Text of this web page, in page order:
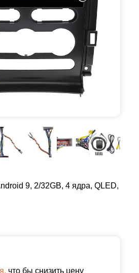
9, 2/32GB, 4 ядра, QLED,
что бы снизить цену